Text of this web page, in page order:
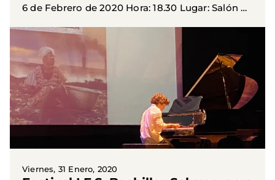
6 de Febrero de 2020 Hora: 18.30 Lugar: Salón de
Acto...
Viernes, 31 Enero, 2020